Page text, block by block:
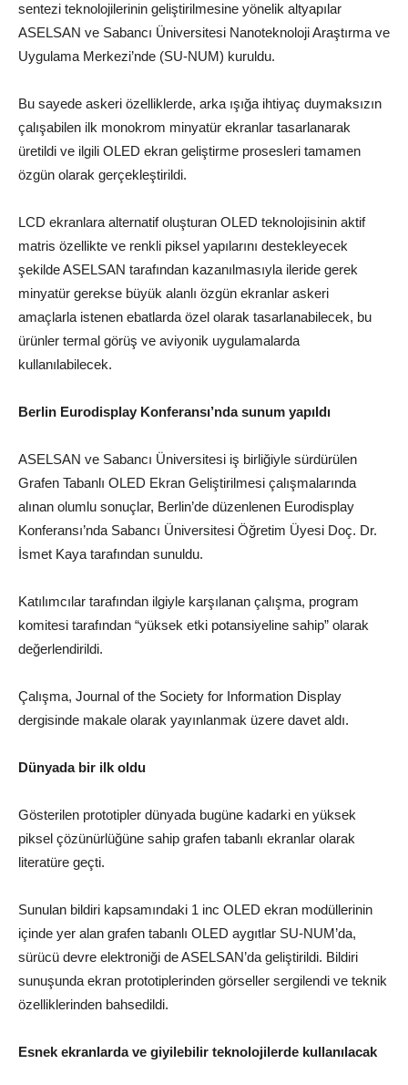
sentezi teknolojilerinin geliştirilmesine yönelik altyapılar
ASELSAN ve Sabancı Üniversitesi Nanoteknoloji Araştırma ve
Uygulama Merkezi’nde (SU-NUM) kuruldu.
Bu sayede askeri özelliklerde, arka ışığa ihtiyaç duymaksızın
çalışabilen ilk monokrom minyatür ekranlar tasarlanarak
üretildi ve ilgili OLED ekran geliştirme prosesleri tamamen
özgün olarak gerçekleştirildi.
LCD ekranlara alternatif oluşturan OLED teknolojisinin aktif
matris özellikte ve renkli piksel yapılarını destekleyecek
şekilde ASELSAN tarafından kazanılmasıyla ileride gerek
minyatür gerekse büyük alanlı özgün ekranlar askeri
amaçlarla istenen ebatlarda özel olarak tasarlanabilecek, bu
ürünler termal görüş ve aviyonik uygulamalarda
kullanılabilecek.
Berlin Eurodisplay Konferansı’nda sunum yapıldı
ASELSAN ve Sabancı Üniversitesi iş birliğiyle sürdürülen
Grafen Tabanlı OLED Ekran Geliştirilmesi çalışmalarında
alınan olumlu sonuçlar, Berlin’de düzenlenen Eurodisplay
Konferansı’nda Sabancı Üniversitesi Öğretim Üyesi Doç. Dr.
İsmet Kaya tarafından sunuldu.
Katılımcılar tarafından ilgiyle karşılanan çalışma, program
komitesi tarafından “yüksek etki potansiyeline sahip” olarak
değerlendirildi.
Çalışma, Journal of the Society for Information Display
dergisinde makale olarak yayınlanmak üzere davet aldı.
Dünyada bir ilk oldu
Gösterilen prototipler dünyada bugüne kadarki en yüksek
piksel çözünürlüğüne sahip grafen tabanlı ekranlar olarak
literatüre geçti.
Sunulan bildiri kapsamındaki 1 inc OLED ekran modüllerinin
içinde yer alan grafen tabanlı OLED aygıtlar SU-NUM’da,
sürücü devre elektroniği de ASELSAN’da geliştirildi. Bildiri
sunuşunda ekran prototiplerinden görseller sergilendi ve teknik
özelliklerinden bahsedildi.
Esnek ekranlarda ve giyilebilir teknolojilerde kullanılacak